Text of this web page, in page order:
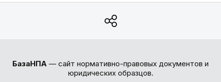
БазаНПА — сайт нормативно-правовых документов и
юридических образцов.